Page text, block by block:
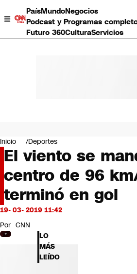
PaísMundoNegocios
Podcast y Programas
Futuro 360CulturaServicios
Negocios
Deportes
Programas completos
Cultura
Servicios
Bits
CNN tiempo
Futuro 360
Opinión
Inicio Deportes
El viento se
centro de 96
terminó en gol
19- 03- 2019 11:42
Por CNN
LO
MÁS
LEÍDO